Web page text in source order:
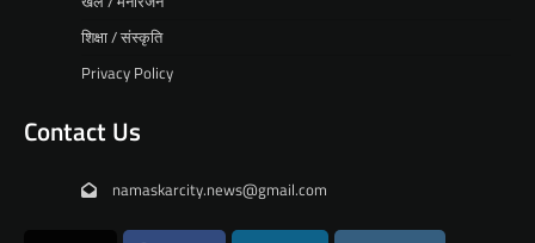
शिक्षा / संस्कृति
Privacy Policy
Contact Us
namaskarcity.news@gmail.com